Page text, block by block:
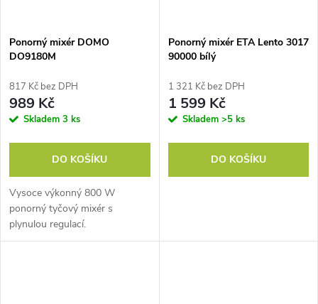
Ponorný mixér DOMO
DO9180M
817 Kč bez DPH
989 Kč
Skladem 3 ks
DO KOŠÍKU
Vysoce výkonný 800 W
ponorný tyčový mixér s
plynulou regulací.
Ponorný mixér ETA Lento 3017
90000 bílý
1 321 Kč bez DPH
1 599 Kč
Skladem >5 ks
DO KOŠÍKU